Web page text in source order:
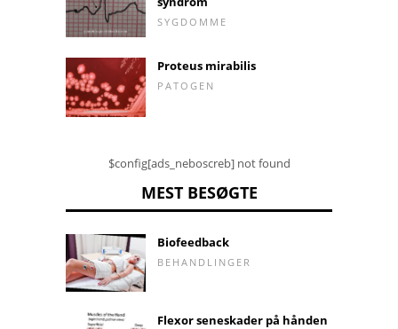
SYGDOMME
Proteus mirabilis
PATOGEN
$config[ads_neboscreb] not found
MEST BESØGTE
Biofeedback
BEHANDLINGER
Flexor seneskader på hånden